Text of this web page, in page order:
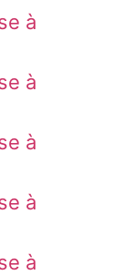
à
à
à
à
à